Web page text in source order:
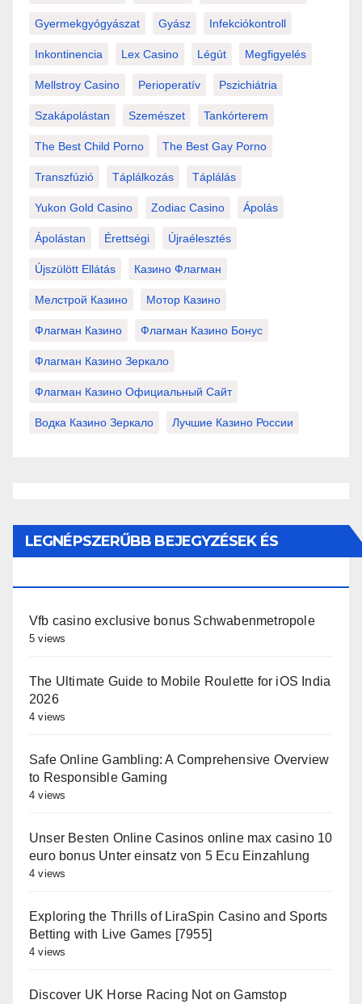
Gyermekgyógyászat Gyász Infekciókontroll
Inkontinencia Lex Casino Légút Megfigyelés
Mellstroy Casino Perioperatív Pszichiátria
Szakápolástan Szemészet Tankórterem
The Best Child Porno The Best Gay Porno
Transzfúzió Táplálkozás Táplálás
Yukon Gold Casino Zodiac Casino Ápolás
Ápolástan Érettségi Újraélesztés
Újszülött Ellátás Казино Флагман
Мелстрой Казино Мотор Казино
Флагман Казино Флагман Казино Бонус
Флагман Казино Зеркало
Флагман Казино Официальный Сайт
Водка Казино Зеркало Лучшие Казино России
LEGNÉPSZERŰBB BEJEGYZÉSEK ÉS
Vfb casino exclusive bonus Schwabenmetropole
5 views
The Ultimate Guide to Mobile Roulette for iOS India
2026
4 views
Safe Online Gambling: A Comprehensive Overview
to Responsible Gaming
4 views
Unser Besten Online Casinos online max casino 10
euro bonus Unter einsatz von 5 Ecu Einzahlung
4 views
Exploring the Thrills of LiraSpin Casino and Sports
Betting with Live Games [7955]
4 views
Discover UK Horse Racing Not on Gamstop